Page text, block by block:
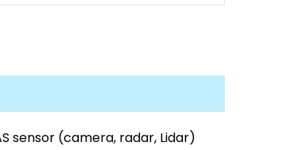
sensor (camera, radar, Lidar)